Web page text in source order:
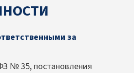
за
№ 35, постановления